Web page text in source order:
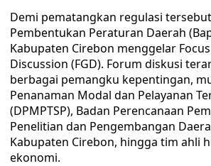
​Demi pematangkan regulasi
Pembentukan Peraturan Daerah
Kabupaten Cirebon menggelar
Discussion (FGD). Forum diskusi
berbagai pemangku kepentingan,
Penanaman Modal dan Pelayanan
(DPMPTSP), Badan Perencanaan
Penelitian dan Pengembangan
Kabupaten Cirebon, hingga tim ahli
ekonomi.